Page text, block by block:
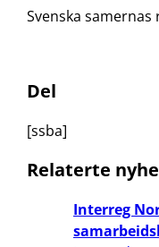
Svenska
Del
[ssba]
Relaterte
Interreg